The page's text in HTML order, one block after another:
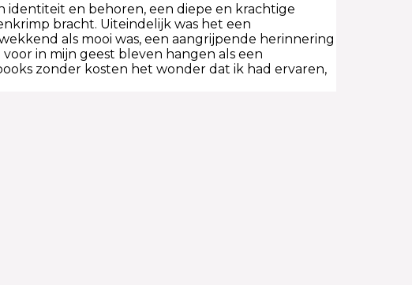
en behoren, een diepe en krachtige
bracht. Uiteindelijk was het een
als mooi was, een aangrijpende herinnering
in mijn geest bleven hangen als een
zonder kosten het wonder dat ik had ervaren,